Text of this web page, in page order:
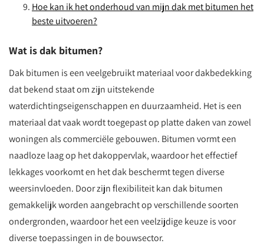
Hoe kan ik het onderhoud van mijn dak met bitumen het
beste uitvoeren?
Wat is dak bitumen?
Dak bitumen is een veelgebruikt materiaal voor dakbedekking
dat bekend staat om zijn uitstekende
waterdichtingseigenschappen en duurzaamheid. Het is een
materiaal dat vaak wordt toegepast op platte daken van zowel
woningen als commerciële gebouwen. Bitumen vormt een
naadloze laag op het dakoppervlak, waardoor het effectief
lekkages voorkomt en het dak beschermt tegen diverse
weersinvloeden. Door zijn flexibiliteit kan dak bitumen
gemakkelijk worden aangebracht op verschillende soorten
ondergronden, waardoor het een veelzijdige keuze is voor
diverse toepassingen in de bouwsector.